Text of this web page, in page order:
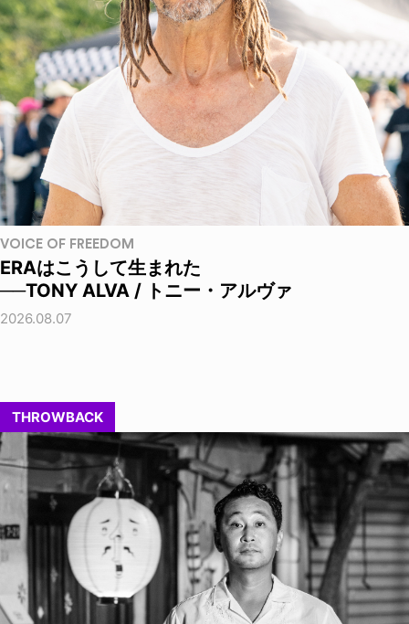
VOICE OF FREEDOM
ERAはこうして生まれた
──TONY ALVA / トニー・アルヴァ
2026.08.07
THROWBACK